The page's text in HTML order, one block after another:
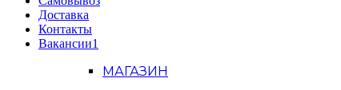
Доставка
Контакты
Вакансии1
МАГАЗИН